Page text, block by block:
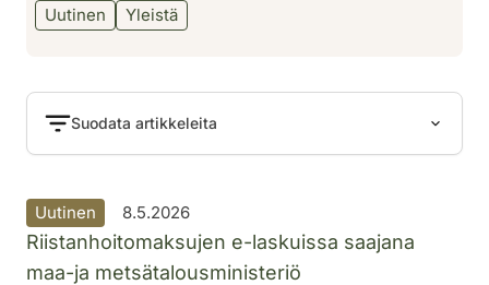
Uutinen Yleistä
Suodata artikkeleita
Uutinen 8.5.2026
Riistanhoitomaksujen e-laskuissa saajana
maa-ja metsätalousministeriö